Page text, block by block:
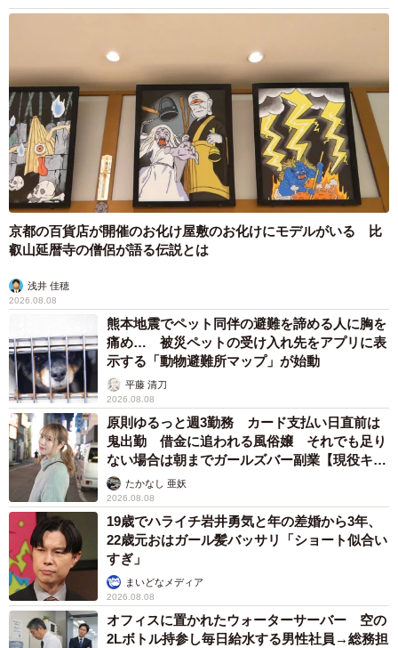
京都の百貨店が開催のお化け屋敷のお化けにモデルがいる 比
叡山延暦寺の僧侶が語る伝説とは
浅井 佳穂
2026.08.08
熊本地震でペット同伴の避難を諦める人に胸を
痛め… 被災ペットの受け入れ先をアプリに表
示する「動物避難所マップ」が始動
平藤 清刀
2026.08.08
原則ゆるっと週3勤務 カード支払い日直前は
鬼出勤 借金に追われる風俗嬢 それでも足り
ない場合は朝までガールズバー副業【現役キャ
ストに取材】
たかなし 亜妖
2026.08.08
19歳でハライチ岩井勇気と年の差婚から3年、
22歳元おはガール髪バッサリ「ショート似合い
すぎ」
まいどなメディア
2026.08.08
オフィスに置かれたウォーターサーバー 空の
2Lボトル持参し毎日給水する男性社員→総務担